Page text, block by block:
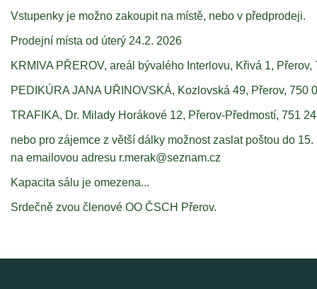
Vstupenky je možno zakoupit na místě, nebo v předprodeji.
Prodejní místa od úterý 24.2. 2026
KRMIVA PŘEROV, areál bývalého Interlovu, Křivá 1, Přerov,
PEDIKÚRA JANA UŘINOVSKÁ, Kozlovská 49, Přerov, 750
TRAFIKA, Dr. Milady Horákové 12, Přerov-Předmostí, 751 24
nebo pro zájemce z větší dálky možnost zaslat poštou do
na emailovou adresu r.merak@seznam.cz
Kapacita sálu je omezena...
Srdečně zvou členové OO ČSCH Přerov.